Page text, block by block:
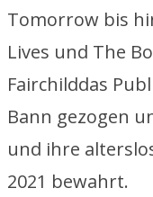
Tomorrow bis
Lives und The
Fairchilddas
Bann gezogen
und ihre
2021 bewahrt.